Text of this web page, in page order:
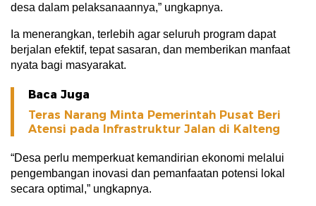
desa dalam pelaksanaannya,” ungkapnya.
Ia menerangkan, terlebih agar seluruh program dapat
berjalan efektif, tepat sasaran, dan memberikan manfaat
nyata bagi masyarakat.
Baca Juga
Teras Narang Minta Pemerintah Pusat Beri
Atensi pada Infrastruktur Jalan di Kalteng
“Desa perlu memperkuat kemandirian ekonomi melalui
pengembangan inovasi dan pemanfaatan potensi lokal
secara optimal,” ungkapnya.